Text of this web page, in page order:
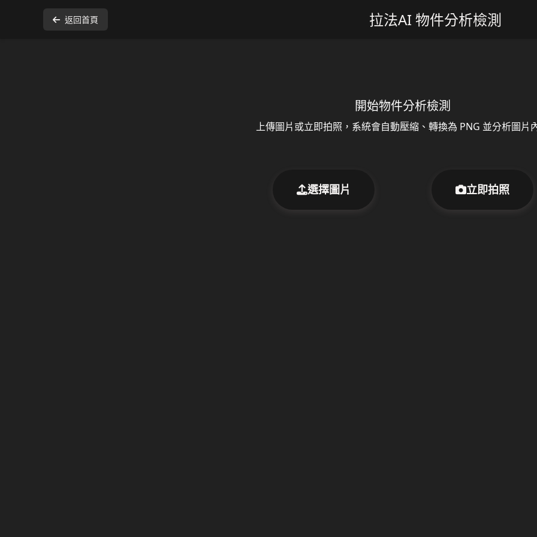
返回首頁 拉法AI 物件分析檢測
開始物件分析檢測
上傳圖片或立即拍照，系統會自動壓縮、轉換為 PNG 並分析圖片
選擇圖片 立即拍照